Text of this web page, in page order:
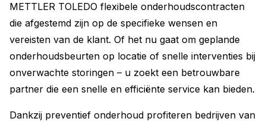
METTLER TOLEDO flexibele onderhoudscontracten
die afgestemd zijn op de specifieke wensen en
vereisten van de klant. Of het nu gaat om geplande
onderhoudsbeurten op locatie of snelle interventies bij
onverwachte storingen – u zoekt een betrouwbare
partner die een snelle en efficiënte service kan bieden.
Dankzij preventief onderhoud profiteren bedrijven van